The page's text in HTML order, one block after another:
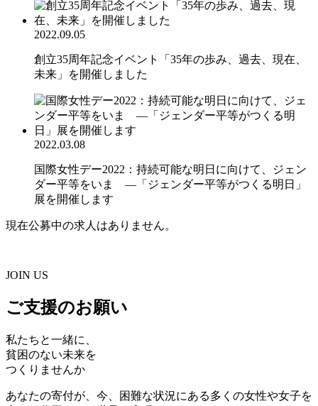
2022.09.05
創立35周年記念イベント「35年の歩み、過去、現在、
未来」を開催しました
2022.03.08
国際女性デー2022：持続可能な明日に向けて、ジェン
ダー平等をいま ―「ジェンダー平等がつくる明日」
展を開催します
現在公募中の求人はありません。
JOIN US
ご支援のお願い
私たちと一緒に、
貧困のない未来を
つくりませんか
あなたの寄付が、今、困難な状況にある多くの女性や女子を